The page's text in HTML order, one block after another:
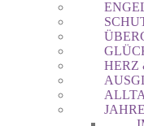
HERZ